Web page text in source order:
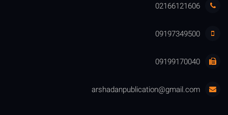
02166121606
09197349500
09199170040
arshadanpublication@gmail.com